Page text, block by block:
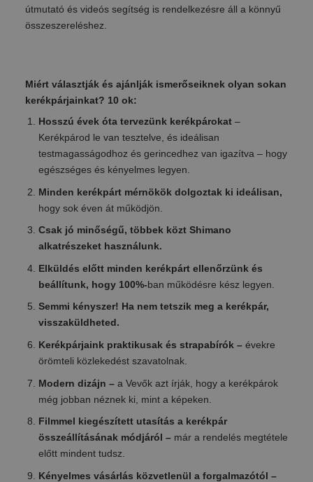
útmutató és videós segítség is rendelkezésre áll a könnyű
összeszereléshez.
Miért választják és ajánlják ismerőseiknek olyan sokan
kerékpárjainkat? 10 ok:
Hosszú évek óta tervezünk kerékpárokat –
Kerékpárod le van tesztelve, és ideálisan
testmagasságodhoz és gerincedhez van igazítva – hogy
egészséges és kényelmes legyen.
Minden kerékpárt mérnökök dolgoztak ki ideálisan,
hogy sok éven át működjön.
Csak jó minőségű, többek közt Shimano
alkatrészeket használunk.
Elküldés előtt minden kerékpárt ellenőrzünk és
beállítunk, hogy 100%-ban működésre kész legyen.
Semmi kényszer! Ha nem tetszik meg a kerékpár,
visszaküldheted.
Kerékpárjaink praktikusak és strapabírók – évekre
örömteli közlekedést szavatolnak.
Modern dizájn – a Vevők azt írják, hogy a kerékpárok
még jobban néznek ki, mint a képeken.
Filmmel kiegészített utasítás a kerékpár
összeállításának módjáról – már a rendelés megtétele
előtt mindent tudsz.
Kényelmes vásárlás közvetlenül a forgalmazótól –